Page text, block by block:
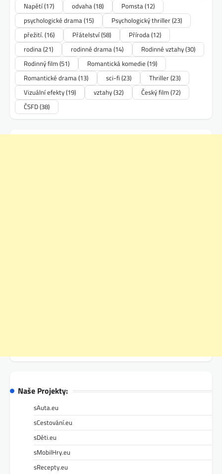
Napětí(17) odvaha(18) Pomsta(12)
psychologické drama(15) Psychologický thriller(23)
přežití. (16) Přátelství(58) Příroda(12)
rodina(21) rodinné drama(14) Rodinné vztahy(30)
Rodinný film (51) Romantická komedie (19)
Romantické drama(13) sci-fi (23) Thriller(23)
Vizuální efekty(19) vztahy(32) Český film (72)
ČSFD(38)
Naše Projekty:
sAuta.eu
sCestování.eu
sDěti.eu
sMobilHry.eu
sRecepty.eu